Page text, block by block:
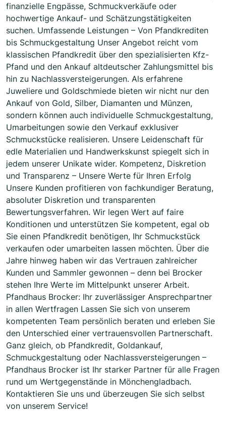
finanzielle Engpässe, Schmuckverkäufe oder
hochwertige Ankauf- und Schätzungstätigkeiten
suchen. Umfassende Leistungen – Von Pfandkrediten
bis Schmuckgestaltung Unser Angebot reicht vom
klassischen Pfandkredit über den spezialisierten Kfz-
Pfand und den Ankauf altdeutscher Zahlungsmittel bis
hin zu Nachlassversteigerungen. Als erfahrene
Juweliere und Goldschmiede bieten wir nicht nur den
Ankauf von Gold, Silber, Diamanten und Münzen,
sondern können auch individuelle Schmuckgestaltung,
Umarbeitungen sowie den Verkauf exklusiver
Schmuckstücke realisieren. Unsere Leidenschaft für
edle Materialien und Handwerkskunst spiegelt sich in
jedem unserer Unikate wider. Kompetenz, Diskretion
und Transparenz – Unsere Werte für Ihren Erfolg
Unsere Kunden profitieren von fachkundiger Beratung,
absoluter Diskretion und transparenten
Bewertungsverfahren. Wir legen Wert auf faire
Konditionen und unterstützen Sie kompetent, egal ob
Sie einen Pfandkredit benötigen, Ihr Schmuckstück
verkaufen oder umarbeiten lassen möchten. Über die
Jahre hinweg haben wir das Vertrauen zahlreicher
Kunden und Sammler gewonnen – denn bei Brocker
stehen Ihre Werte im Mittelpunkt unserer Arbeit.
Pfandhaus Brocker: Ihr zuverlässiger Ansprechpartner
in allen Wertfragen Lassen Sie sich von unserem
kompetenten Team persönlich beraten und erleben Sie
den Unterschied einer vertrauensvollen Partnerschaft.
Ganz gleich, ob Pfandkredit, Goldankauf,
Schmuckgestaltung oder Nachlassversteigerungen –
Pfandhaus Brocker ist Ihr starker Partner für alle Fragen
rund um Wertgegenstände in Mönchengladbach.
Kontaktieren Sie uns und überzeugen Sie sich selbst
von unserem Service!